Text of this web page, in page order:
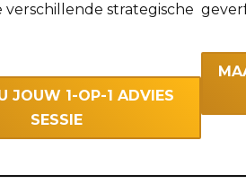
verschillende strategische
JOUW 1-OP-1 ADVIES
SESSIE